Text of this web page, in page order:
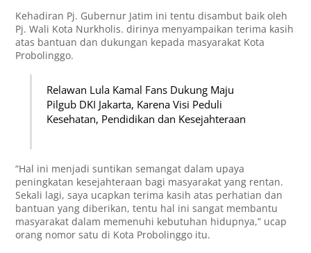
Kehadiran Pj. Gubernur Jatim ini tentu disambut baik oleh
Pj. Wali Kota Nurkholis. dirinya menyampaikan terima kasih
atas bantuan dan dukungan kepada masyarakat Kota
Probolinggo.
Relawan Lula Kamal Fans Dukung Maju
Pilgub DKI Jakarta, Karena Visi Peduli
Kesehatan, Pendidikan dan Kesejahteraan
“Hal ini menjadi suntikan semangat dalam upaya
peningkatan kesejahteraan bagi masyarakat yang rentan.
Sekali lagi, saya ucapkan terima kasih atas perhatian dan
bantuan yang diberikan, tentu hal ini sangat membantu
masyarakat dalam memenuhi kebutuhan hidupnya,” ucap
orang nomor satu di Kota Probolinggo itu.